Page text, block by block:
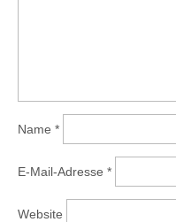
Name *
E-Mail-Adresse *
Website